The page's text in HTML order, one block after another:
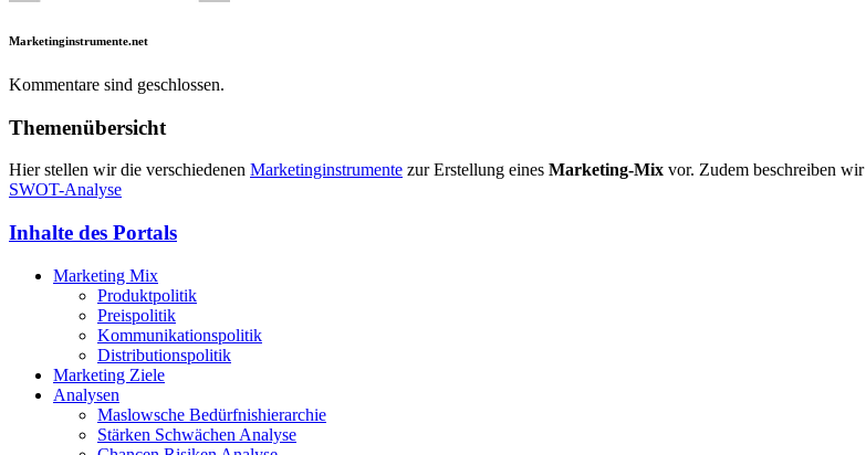
Marketinginstrumente.net
Kommentare sind geschlossen.
Themenübersicht
Hier stellen wir die verschiedenen Marketinginstrumente zur Erstellung eines Marketing-Mix vor. Zudem beschreiben wir
SWOT-Analyse
Inhalte des Portals
Marketing Mix
Produktpolitik
Preispolitik
Kommunikationspolitik
Distributionspolitik
Marketing Ziele
Analysen
Maslowsche Bedürfnishierarchie
Stärken Schwächen Analyse